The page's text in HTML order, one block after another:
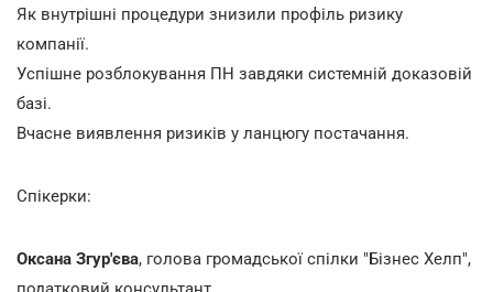
Як внутрішні процедури знизили профіль ризику
компанії.
Успішне розблокування ПН завдяки системній доказовій
базі.
Вчасне виявлення ризиків у ланцюгу постачання.
Спікерки:
Оксана Згур'єва, голова громадської спілки "Бізнес Хелп",